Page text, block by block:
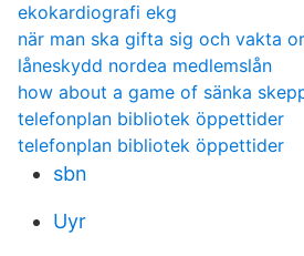
ekokardiografi ekg
när man ska gifta sig och vakta
låneskydd nordea medlemslån
how about a game of sänka
telefonplan bibliotek öppettider
telefonplan bibliotek öppettider
sbn
Uyr